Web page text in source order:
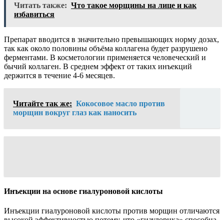
Читать также: Что такое морщины на лице и как
избавиться
Препарат вводится в значительно превышающих норму дозах,
так как около половины объёма коллагена будет разрушено
ферментами. В косметологии применяется человеческий и
бычий коллаген. В среднем эффект от таких инъекций
держится в течение 4-6 месяцев.
Читайте так же: Кокосовое масло против
морщин вокруг глаз как наносить
Инъекции на основе гиалуроновой кислоты
Инъекции гиалуроновой кислоты против морщин отличаются